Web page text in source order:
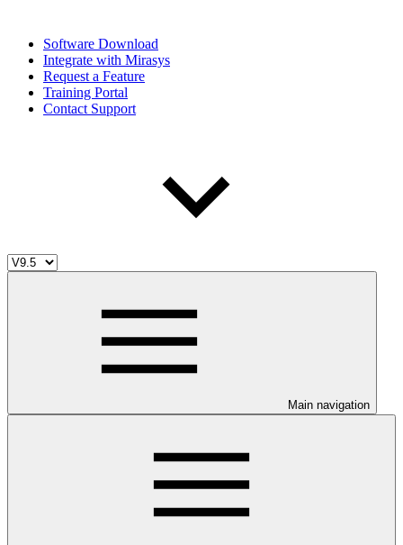
Software Download
Integrate with Mirasys
Request a Feature
Training Portal
Contact Support
Main navigation